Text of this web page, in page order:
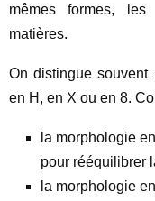
mêmes formes,
matières.
On distingue
en H, en X ou en 8.
la morphologie
pour rééquilibrer
la morphologie